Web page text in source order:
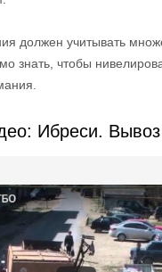
должен учитывать
знать, чтобы
Ибреси.